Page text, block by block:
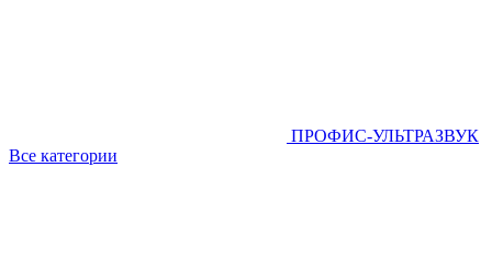
ПРОФИС-УЛЬТРАЗВУК
Все категории